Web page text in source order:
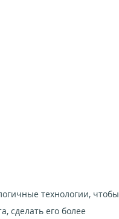
технологии, чтобы
сделать его более